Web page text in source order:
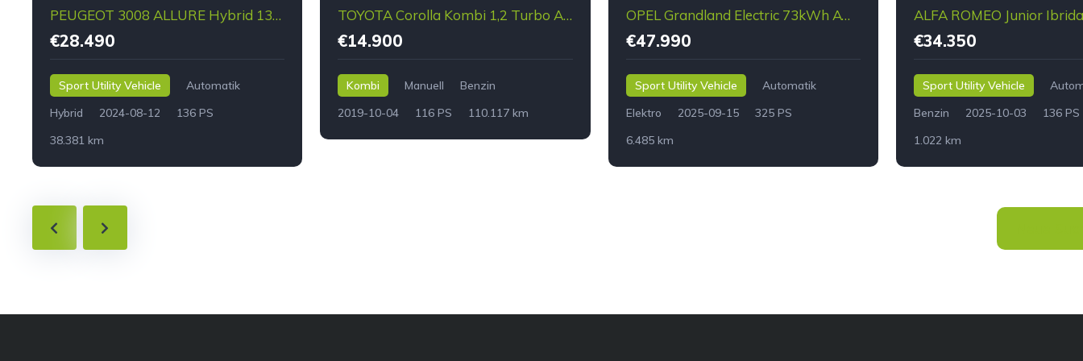
PEUGEOT 3008 ALLURE Hybrid 136 e-DCS6
€28.490
Sport Utility Vehicle
Automatik
Hybrid
2024-08-12
136 PS
38.381 km
TOYOTA Corolla Kombi 1,2 Turbo Active
€14.900
Kombi Manuell
Benzin
2019-10-04
116 PS 110.117 km
OPEL Grandland Electric 73kWh AWD Ultimate
€47.990
Sport Utility Vehicle
Automatik
Elektro
2025-09-15
325 PS
6.485 km
€34.350
Sport Utility Vehicle
Benzin
2025-10-03
136 PS
1.022 km